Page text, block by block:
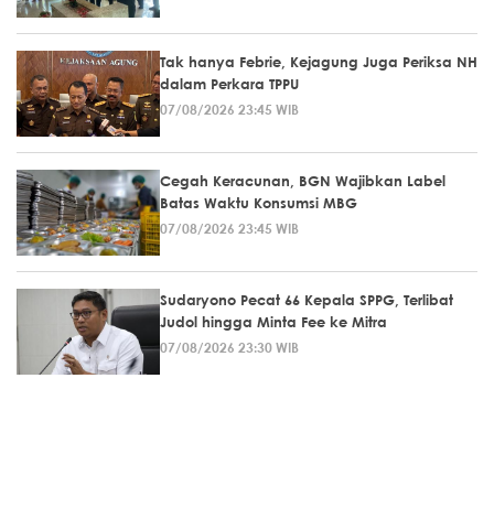
Tak hanya Febrie, Kejagung Juga Periksa NH
dalam Perkara TPPU
07/08/2026 23:45 WIB
Cegah Keracunan, BGN Wajibkan Label
Batas Waktu Konsumsi MBG
07/08/2026 23:45 WIB
Sudaryono Pecat 66 Kepala SPPG, Terlibat
Judol hingga Minta Fee ke Mitra
07/08/2026 23:30 WIB